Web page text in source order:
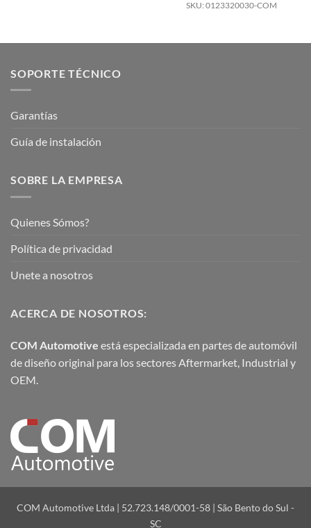
SKU: 0123320030-COM
SOPORTE TÉCNICO
Garantías
Guía de instalación
SOBRE LA EMPRESA
Quienes Sómos?
Política de privacidad
Unete a nosotros
ACERCA DE NOSOTROS:
COM Automotive está especializada en partes de automóvil
de diseño original para los sectores Aftermarket, Industrial y
OEM.
COM Automotive Ltda | 52.723.148/0001-58 | São Bento do Sul -
SC